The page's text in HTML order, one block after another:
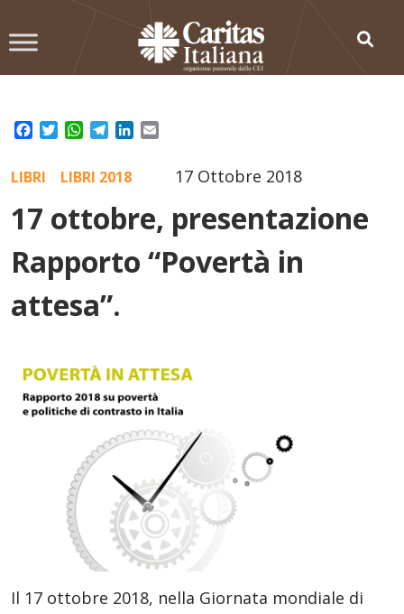
to
Facebook
TwitterWhatsApp
TelegramLinkedIn
17 Ottobre 2018
LIBRI LIBRI 2018
17 ottobre, presentazione
Rapporto “Povertà in
attesa”.
Il 17 ottobre 2018, nella Giornata mondiale di